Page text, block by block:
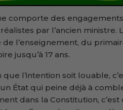
comporte des
par l’ancien ministre.
l’enseignement, du
jusqu’à 17 ans.
l’intention soit louable,
État qui peine déjà à
dans la Constitution, c’est